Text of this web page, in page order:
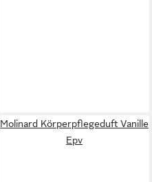
Molinard Körperpflegeduft Vanille
Epv